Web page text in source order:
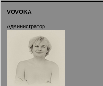
VOVOKA
Администратор